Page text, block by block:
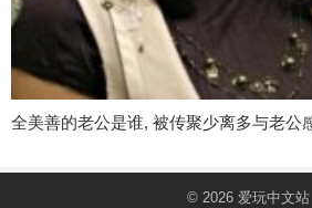
全美善的老公是谁, 被传聚少离多与老公
© 2026 爱玩中文站